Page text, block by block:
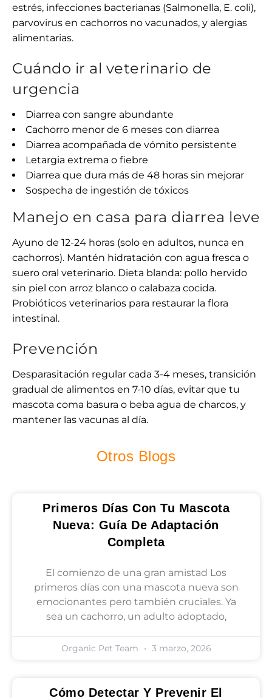
estrés, infecciones bacterianas (Salmonella, E. coli),
parvovirus en cachorros no vacunados, y alergias
alimentarias.
Cuándo ir al veterinario de
urgencia
Diarrea con sangre abundante
Cachorro menor de 6 meses con diarrea
Diarrea acompañada de vómito persistente
Letargia extrema o fiebre
Diarrea que dura más de 48 horas sin mejorar
Sospecha de ingestión de tóxicos
Manejo en casa para diarrea leve
Ayuno de 12-24 horas (solo en adultos, nunca en
cachorros). Mantén hidratación con agua fresca o
suero oral veterinario. Dieta blanda: pollo hervido
sin piel con arroz blanco o calabaza cocida.
Probióticos veterinarios para restaurar la flora
intestinal.
Prevención
Desparasitación regular cada 3-4 meses, transición
gradual de alimentos en 7-10 días, evitar que tu
mascota coma basura o beba agua de charcos, y
mantener las vacunas al día.
Otros Blogs
Primeros Días Con Tu Mascota
Nueva: Guía De Adaptación
Completa
El comienzo de una gran amistad Los
primeros días con una mascota nueva son
emocionantes pero también cruciales. Ya
sea un cachorro, un adulto adoptado,
Organic Pet Team 3 marzo, 2026
Cómo Detectar Y Prevenir El